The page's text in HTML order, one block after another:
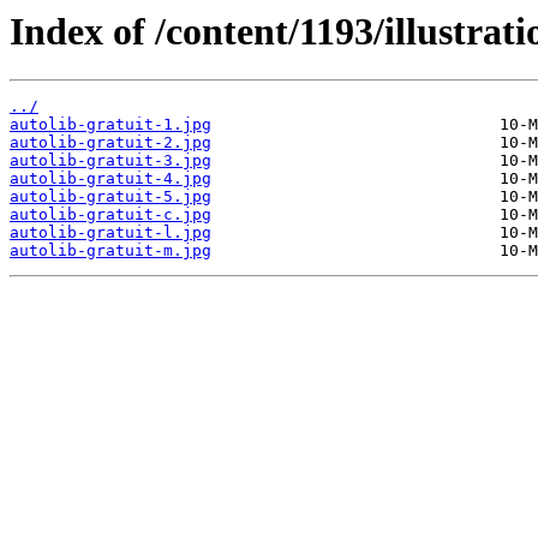
Index of /content/1193/
../
autolib-gratuit-1.jpg
autolib-gratuit-2.jpg
autolib-gratuit-3.jpg
autolib-gratuit-4.jpg
autolib-gratuit-5.jpg
autolib-gratuit-c.jpg
autolib-gratuit-l.jpg
autolib-gratuit-m.jpg